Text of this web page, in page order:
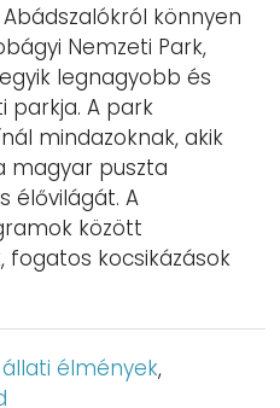
könnyen
Nemzeti Park,
legnagyobb és
parkja. A park
mindazoknak, akik
magyar puszta
élővilágát. A
között
fogatos kocsikázások
élmények,